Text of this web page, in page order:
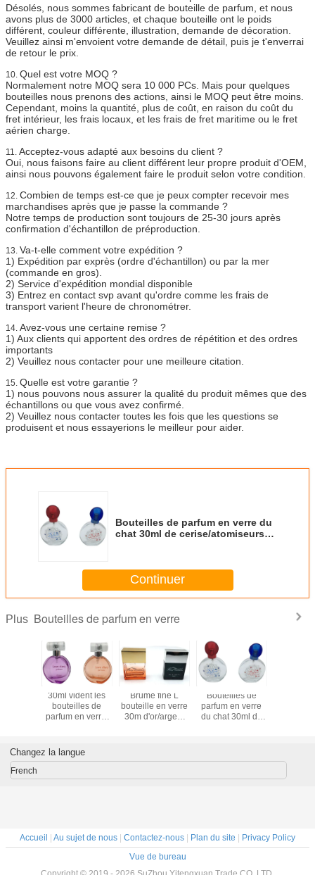
Désolés, nous sommes fabricant de bouteille de parfum, et nous
avons plus de 3000 articles, et chaque bouteille ont le poids
différent, couleur différente, illustration, demande de décoration.
Veuillez ainsi m'envoient votre demande de détail, puis je t'enverrai
de retour le prix.
10. Quel est votre MOQ ?
Normalement notre MOQ sera 10 000 PCs. Mais pour quelques
bouteilles nous prenons des actions, ainsi le MOQ peut être moins.
Cependant, moins la quantité, plus de coût, en raison du coût du
fret intérieur, les frais locaux, et les frais de fret maritime ou le fret
aérien charge.
11. Acceptez-vous adapté aux besoins du client ?
Oui, nous faisons faire au client différent leur propre produit d'OEM,
ainsi nous pouvons également faire le produit selon votre condition.
12. Combien de temps est-ce que je peux compter recevoir mes
marchandises après que je passe la commande ?
Notre temps de production sont toujours de 25-30 jours après
confirmation d'échantillon de préproduction.
13. Va-t-elle comment votre expédition ?
1) Expédition par exprès (ordre d'échantillon) ou par la mer
(commande en gros).
2) Service d'expédition mondial disponible
3) Entrez en contact svp avant qu'ordre comme les frais de
transport varient l'heure de chronométrer.
14. Avez-vous une certaine remise ?
1) Aux clients qui apportent des ordres de répétition et des ordres
importants
2) Veuillez nous contacter pour une meilleure citation.
15. Quelle est votre garantie ?
1) nous pouvons nous assurer la qualité du produit mêmes que des
échantillons ou que vous avez confirmé.
2) Veuillez nous contacter toutes les fois que les questions se
produisent et nous essayerions le meilleur pour aider.
Bouteilles de parfum en verre du
chat 30ml de cerise/atomiseurs
Continuer
Plus Bouteilles de parfum en verre
30ml vident les
bouteilles de
parfum en verre,
givrées pour le
parfum
Brume fine L
bouteille en verre
30m d'or/argent
Bouteilles de
parfum en verre
du chat 30ml de
lourd
Changez la langue
French
Accueil | Au sujet de nous | Contactez-nous | Plan du site | Privacy Policy
Vue de bureau